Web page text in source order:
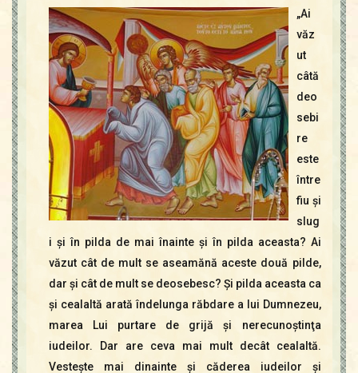
Icoane
Mărgăritare
Calendar
Glosar
Repere
„Ai
văz
ut
câtă
deo
sebi
re
este
între
fiu şi
slug
i şi în pilda de mai înainte şi în pilda aceasta? Ai
văzut cât de mult se aseamănă aceste două pilde,
dar şi cât de mult se deosebesc? Şi pilda aceasta ca
şi cealaltă arată îndelunga răbdare a lui Dumnezeu,
marea Lui purtare de grijă şi nerecunoştinţa
iudeilor. Dar are ceva mai mult decât cealaltă.
Vesteşte mai dinainte şi căderea iudeilor şi